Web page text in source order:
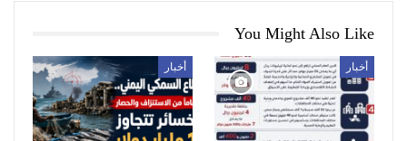
You Might Also Like
أخبار أخبار